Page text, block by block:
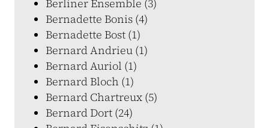
Berliner Ensemble (3)
Bernadette Bonis (4)
Bernadette Bost (1)
Bernard Andrieu (1)
Bernard Auriol (1)
Bernard Bloch (1)
Bernard Chartreux (5)
Bernard Dort (24)